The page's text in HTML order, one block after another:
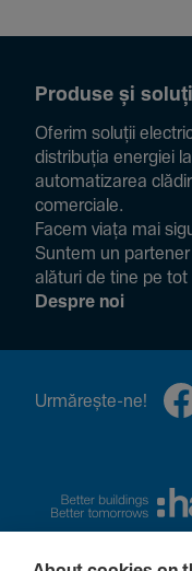
Produse și
Oferim soluții
distribuția energiei
auto­ma­ti­zarea
comer­ciale.
Facem viața mai
Suntem un
alături de tine pe
Despre noi
Urmă­rește-ne!